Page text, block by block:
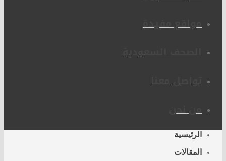
مواقع مفيدة
الصحف السعودية
تواصل معنا
من نحن
الرئيسية
المقالات